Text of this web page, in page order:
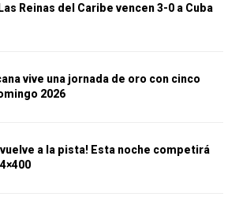
Reinas del Caribe vencen 3-0 a Cuba
vive una jornada de oro con cinco
2026
a la pista! Esta noche competirá